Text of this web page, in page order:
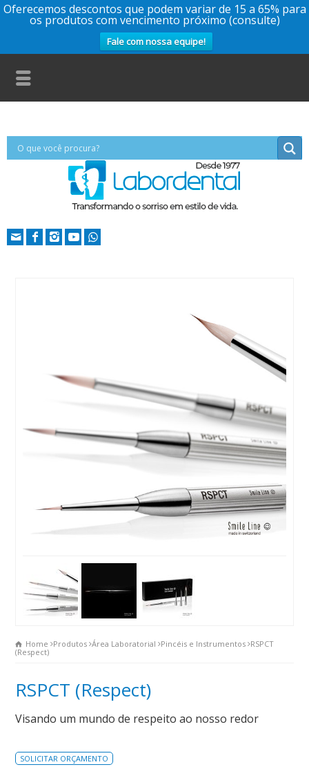
Oferecemos descontos que podem variar de 15 a 65% para
os produtos com vencimento próximo (consulte)
Fale com nossa equipe!
Home Produtos Área Laboratorial Pincéis e Instrumentos RSPCT
(Respect)
RSPCT (Respect)
Visando um mundo de respeito ao nosso redor
SOLICITAR ORÇAMENTO